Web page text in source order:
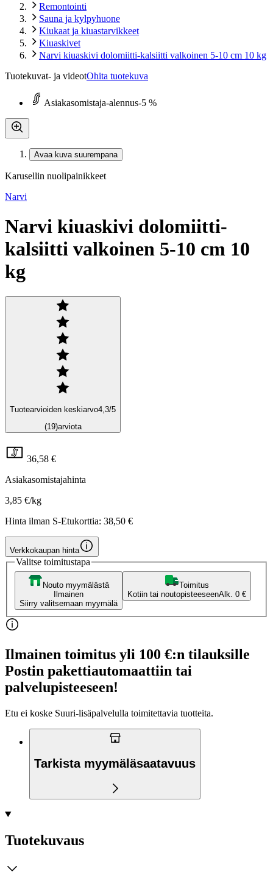
Remontointi
Sauna ja kylpyhuone
Kiukaat ja kiuastarvikkeet
Kiuaskivet
Narvi kiuaskivi dolomiitti-kalsiitti valkoinen 5-10 cm 10 kg
Tuotekuvat- ja videotOhita tuotekuva
Asiakasomistaja-alennus-5 %
Avaa kuva suurempana
Karusellin nuolipainikkeet
Narvi
Narvi kiuaskivi dolomiitti-
kalsiitti valkoinen 5-10 cm 10
kg
Tuotearvioiden keskiarvo4,3/5
(19)arviota
36,58 €
Asiakasomistajahinta
3,85 €/kg
Hinta ilman S-Etukorttia: 38,50 €
Verkkokaupan hinta
Valitse toimitustapa
Nouto myymälästä
Ilmainen
Siirry valitsemaan myymälä
Toimitus
Kotiin tai noutopisteeseenAlk. 0 €
Ilmainen toimitus yli 100 €:n tilauksille
Postin pakettiautomaattiin tai
palvelupisteeseen!
Etu ei koske Suuri‑lisäpalvelulla toimitettavia tuotteita.
Tarkista myymäläsaatavuus
Tuotekuvaus